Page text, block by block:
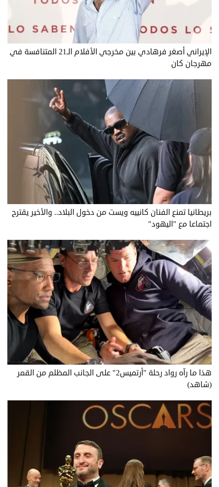
الإيراني أصغر فرهادي بين مخرجي الأفلام الـ21 المتنافسة في
مهرجان كان
بريطانيا تمنع الفنان كانييه ويست من دخول البلاد.. والأخير يقترح
اجتماعا مع "اليهود"
هذا ما رآه رواد رحلة "أرتميس2" على الجانب المظلم من القمر
(شاهد)